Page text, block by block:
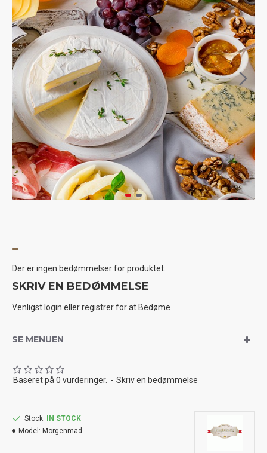
Der er ingen bedømmelser for produktet.
SKRIV EN BEDØMMELSE
Venligst login ellerregistrerfor at Bedøme
SE MENUEN
Baseret på 0 vurderinger. - Skriv en bedømmelse
Stock:
IN STOCK
Model: Morgenmad